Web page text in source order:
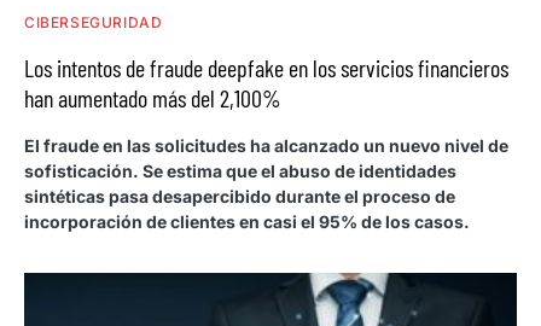
CIBERSEGURIDAD
Los intentos de fraude deepfake en los servicios financieros
han aumentado más del 2,100%
El fraude en las solicitudes ha alcanzado un nuevo nivel de
sofisticación. Se estima que el abuso de identidades
sintéticas pasa desapercibido durante el proceso de
incorporación de clientes en casi el 95% de los casos.